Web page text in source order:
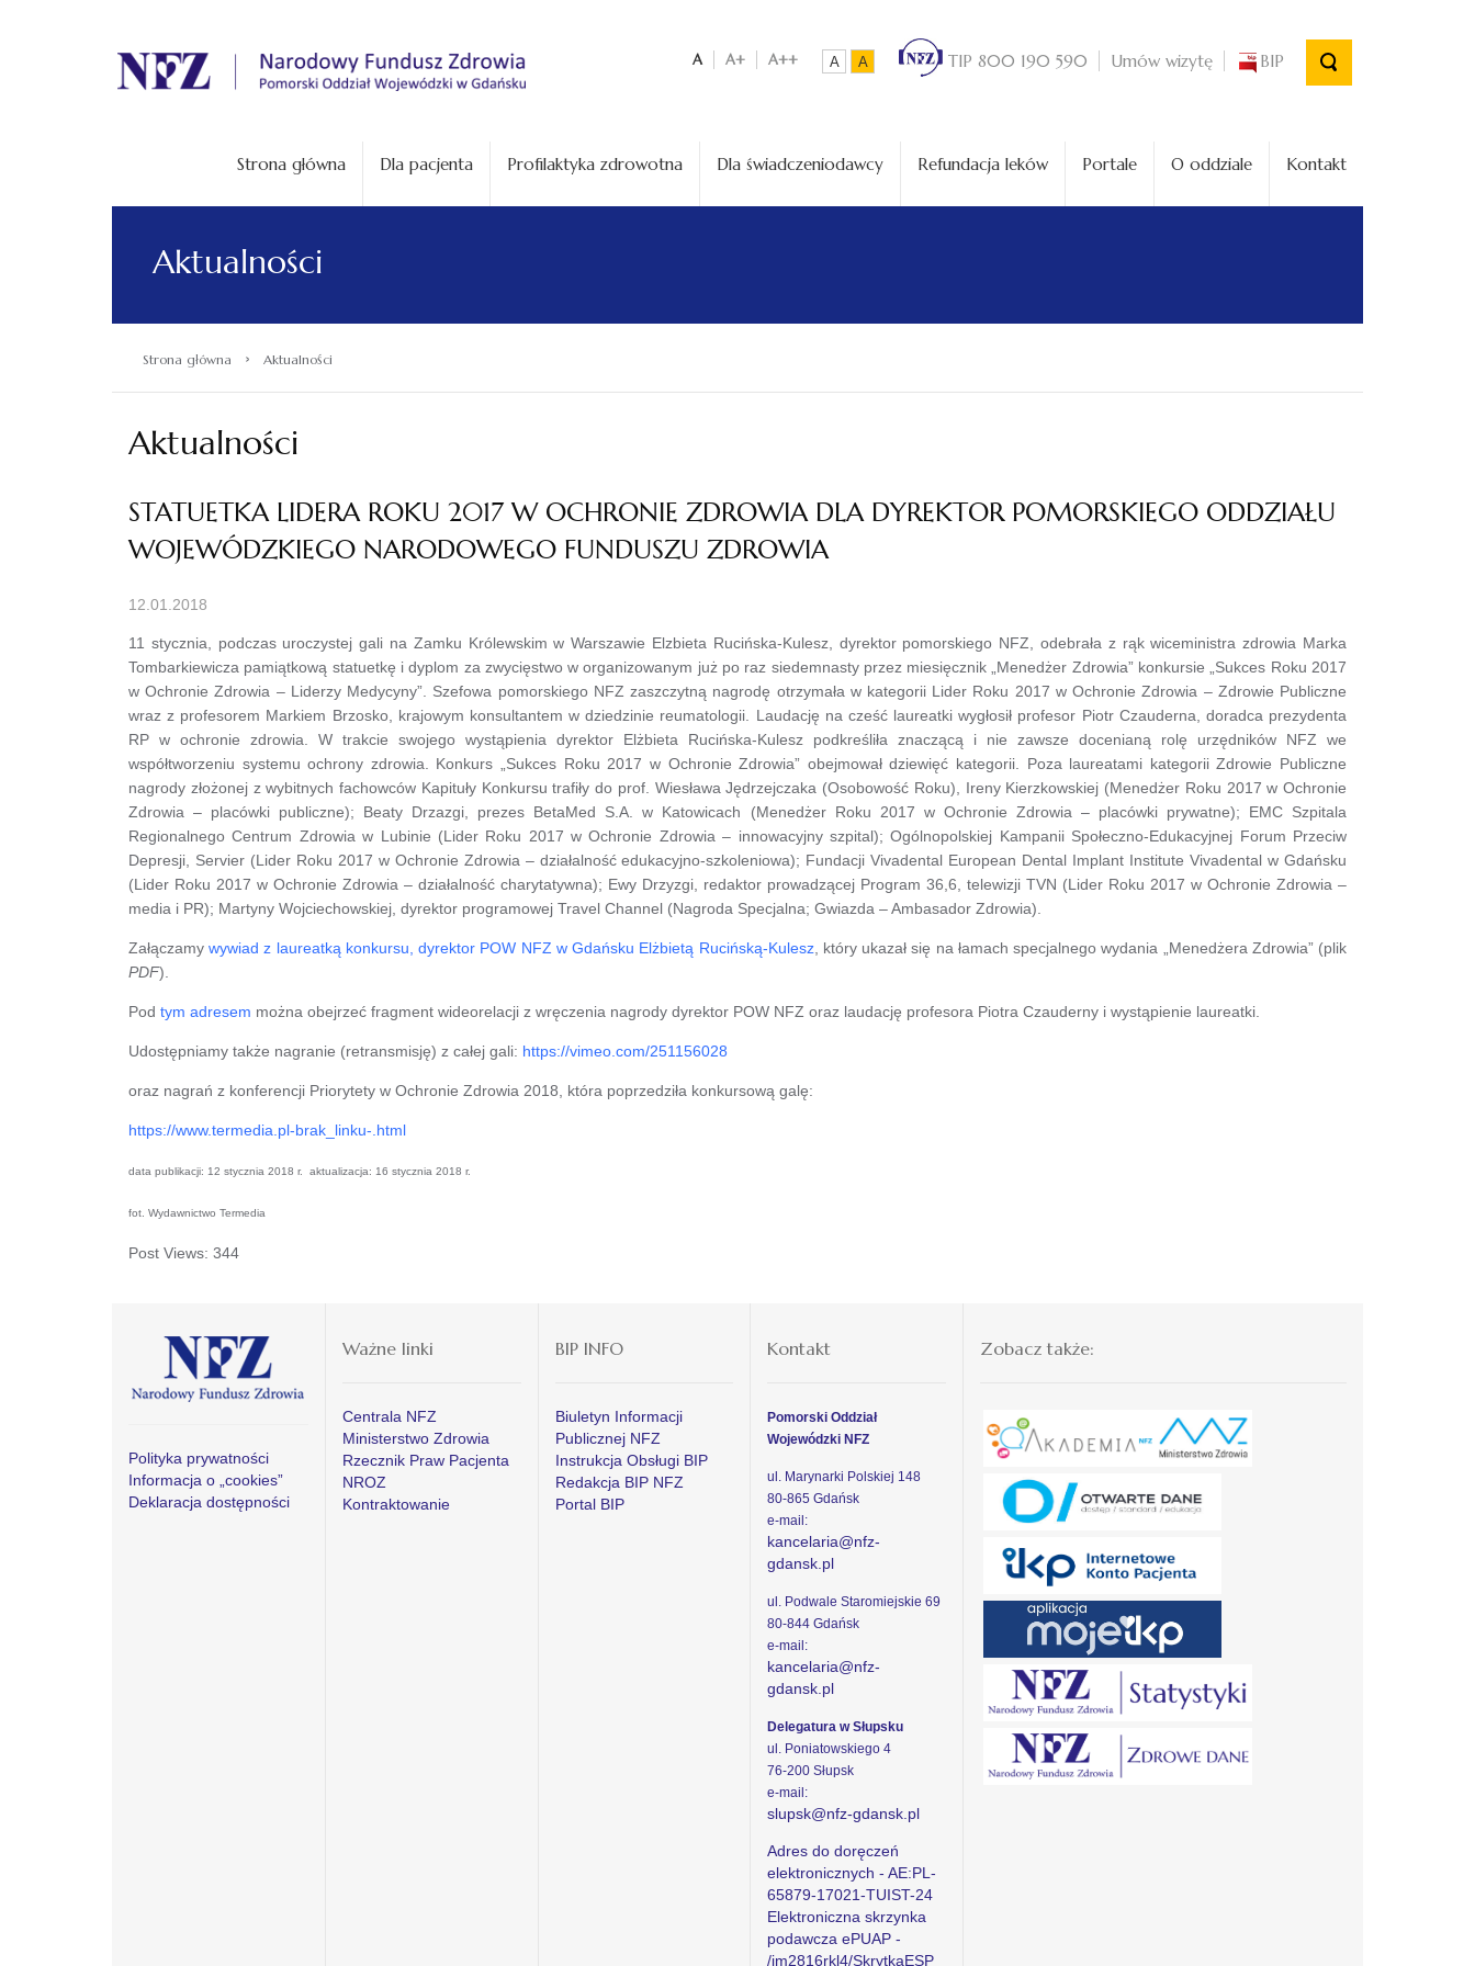
. A A+ A++ A A TIP 800 190 590 Umów wizytę BIP
Strona główna Dla pacjenta Profilaktyka zdrowotna Dla świadczeniodawcy Refundacja leków Portale O oddziale Kontakt
Aktualności
Strona główna › Aktualności
Aktualności
STATUETKA LIDERA ROKU 2017 W OCHRONIE ZDROWIA DLA DYREKTOR POMORSKIEGO ODDZIAŁU
WOJEWÓDZKIEGO NARODOWEGO FUNDUSZU ZDROWIA
12.01.2018
11 stycznia, podczas uroczystej gali na Zamku Królewskim w Warszawie Elzbieta Rucińska-Kulesz, dyrektor pomorskiego NFZ, odebrała z rąk wiceministra zdrowia Marka
Tombarkiewicza pamiątkową statuetkę i dyplom za zwycięstwo w organizowanym już po raz siedemnasty przez miesięcznik „Menedżer Zdrowia” konkursie „Sukces Roku 2017
w Ochronie Zdrowia – Liderzy Medycyny”. Szefowa pomorskiego NFZ zaszczytną nagrodę otrzymała w kategorii Lider Roku 2017 w Ochronie Zdrowia – Zdrowie Publiczne
wraz z profesorem Markiem Brzosko, krajowym konsultantem w dziedzinie reumatologii. Laudację na cześć laureatki wygłosił profesor Piotr Czauderna, doradca prezydenta
RP w ochronie zdrowia. W trakcie swojego wystąpienia dyrektor Elżbieta Rucińska-Kulesz podkreśliła znaczącą i nie zawsze docenianą rolę urzędników NFZ we
współtworzeniu systemu ochrony zdrowia. Konkurs „Sukces Roku 2017 w Ochronie Zdrowia” obejmował dziewięć kategorii. Poza laureatami kategorii Zdrowie Publiczne
nagrody złożonej z wybitnych fachowców Kapituły Konkursu trafiły do prof. Wiesława Jędrzejczaka (Osobowość Roku), Ireny Kierzkowskiej (Menedżer Roku 2017 w Ochronie
Zdrowia – placówki publiczne); Beaty Drzazgi, prezes BetaMed S.A. w Katowicach (Menedżer Roku 2017 w Ochronie Zdrowia – placówki prywatne); EMC Szpitala
Regionalnego Centrum Zdrowia w Lubinie (Lider Roku 2017 w Ochronie Zdrowia – innowacyjny szpital); Ogólnopolskiej Kampanii Społeczno-Edukacyjnej Forum Przeciw
Depresji, Servier (Lider Roku 2017 w Ochronie Zdrowia – działalność edukacyjno-szkoleniowa); Fundacji Vivadental European Dental Implant Institute Vivadental w Gdańsku
(Lider Roku 2017 w Ochronie Zdrowia – działalność charytatywna); Ewy Drzyzgi, redaktor prowadzącej Program 36,6, telewizji TVN (Lider Roku 2017 w Ochronie Zdrowia –
media i PR); Martyny Wojciechowskiej, dyrektor programowej Travel Channel (Nagroda Specjalna; Gwiazda – Ambasador Zdrowia).
Załączamywywiad z laureatką konkursu, dyrektor POW NFZ w Gdańsku Elżbietą Rucińską-Kulesz, który ukazał się na łamach specjalnego wydania „Menedżera Zdrowia” (plik
PDF).
Pod tym adresem można obejrzeć fragment wideorelacji z wręczenia nagrody dyrektor POW NFZ oraz laudację profesora Piotra Czauderny i wystąpienie laureatki.
Udostępniamy także nagranie (retransmisję) z całej gali: https://vimeo.com/251156028
oraz nagrań z konferencji Priorytety w Ochronie Zdrowia 2018, która poprzedziła konkursową galę:
https://www.termedia.pl-brak_linku-.html
data publikacji: 12 stycznia 2018 r. aktualizacja: 16 stycznia 2018 r.
fot. Wydawnictwo Termedia
Post Views: 344
Polityka prywatności
Informacja o „cookies”
Deklaracja dostępności
Ważne linki
Centrala NFZ
Ministerstwo Zdrowia
Rzecznik Praw Pacjenta
NROZ
Kontraktowanie
BIP INFO
Biuletyn Informacji
Publicznej NFZ
Instrukcja Obsługi BIP
Redakcja BIP NFZ
Portal BIP
Kontakt
Pomorski Oddział
Wojewódzki NFZ
ul. Marynarki Polskiej 148
80-865 Gdańsk
e-mail:
kancelaria@nfz-
gdansk.pl
ul. Podwale Staromiejskie 69
80-844 Gdańsk
e-mail:
kancelaria@nfz-
gdansk.pl
Delegatura w Słupsku
ul. Poniatowskiego 4
76-200 Słupsk
e-mail:
slupsk@nfz-gdansk.pl
Adres do doręczeń
elektronicznych - AE:PL-
65879-17021-TUIST-24
Elektroniczna skrzynka
podawcza ePUAP -
/im2816rkl4/SkrytkaESP
Zobacz także: